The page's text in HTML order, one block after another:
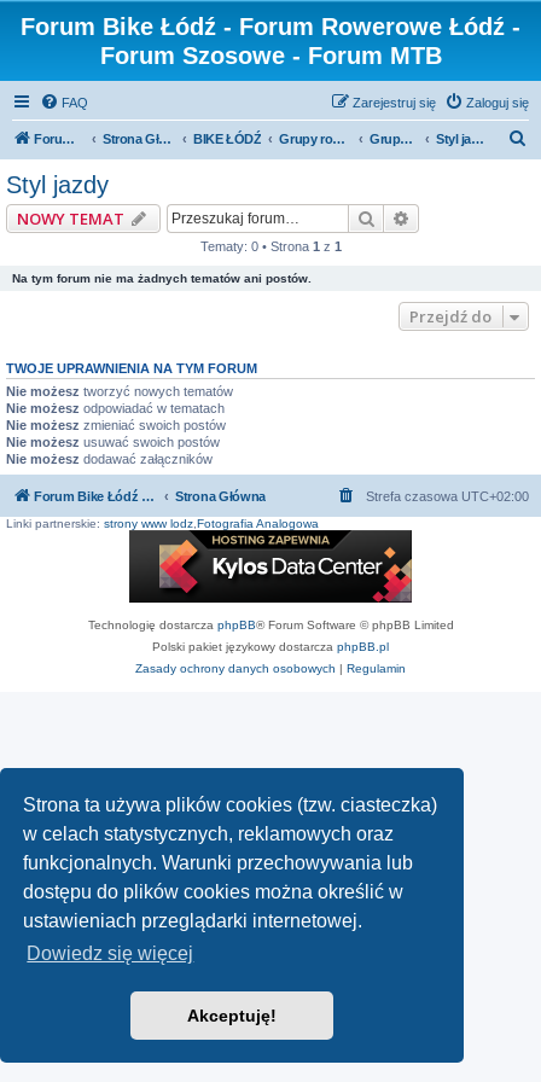
Strona ta używa plików cookies (tzw. ciasteczka)
w celach statystycznych, reklamowych oraz
funkcjonalnych. Warunki przechowywania lub
dostępu do plików cookies można określić w
ustawieniach przeglądarki internetowej.
Dowiedz się więcej
Akceptuję!
Forum Bike Łódź - Forum Rowerowe Łódź -
Forum Szosowe - Forum MTB
FAQ Zaloguj się
Zarejestruj się
Forum Bike Łódź - Forum Rowerowe Łódź - Forum Szosowe - Forum MTB Strona Główna BIKE ŁÓDŹ Grupy rowerowe Grupa Cyklomaniacy Styl jazdy
Styl jazdy
NOWY TEMAT Szukaj
Tematy: 0 • Strona 1 z 1
Na tym forum nie ma żadnych tematów ani postów.
Przejdź do
TWOJE UPRAWNIENIA NA TYM FORUM
Nie możesz tworzyć nowych tematów
Nie możesz odpowiadać w tematach
Nie możesz zmieniać swoich postów
Nie możesz usuwać swoich postów
Nie możesz dodawać załączników
Forum Bike Łódź - Forum Rowerowe Łódź - Forum Szosowe - Forum MTB Strona Główna Strefa czasowa UTC+02:00
Linki partnerskie: strony www lodz Fotografia Analogowa
Technologię dostarcza phpBB® Forum Software © phpBB Limited
Polski pakiet językowy dostarcza phpBB.pl
Zasady ochrony danych osobowych | Regulamin